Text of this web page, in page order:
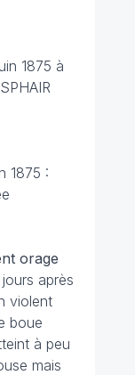
1875 à
1875 :
orage
après
violent
boue
à peu
mais